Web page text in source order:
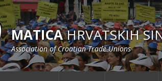
MATICAHRVATSKIH
Association of Croatian Trade Unions